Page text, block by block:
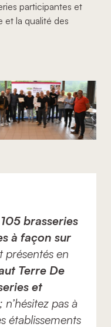
participantes et
et la qualité des
brasseries
à façon sur
présentés en
Terre De
et
n’hésitez pas à
établissements